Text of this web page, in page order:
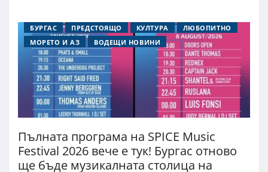
БУРГАС ПРЕДСТОЯЩО КУЛТУРА
ЛЮБОПИТНО
МОРЕТО И АЗ
ВОДЕЩИ НОВИНИ
Пълната програма на SPICE Music
Festival 2026 вече е тук! Бургас отново
ще бъде музикалната столица на